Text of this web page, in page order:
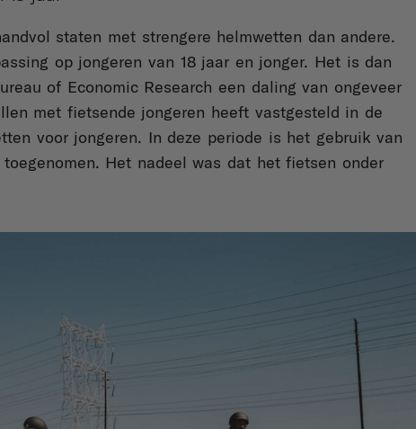
staten met strengere helmwetten dan andere.
op jongeren van 18 jaar en jonger. Het is dan
of Economic Research een daling van ongeveer
met fietsende jongeren heeft vastgesteld in de
voor jongeren. In deze periode is het gebruik van
Het nadeel was dat het fietsen onder